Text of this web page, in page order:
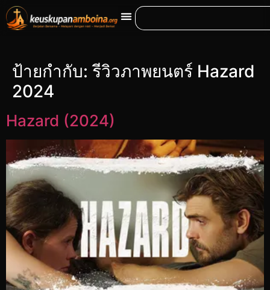
ป้ายกำกับ:รีวิวภาพยนตร์ Hazard
2024
Hazard (2024)